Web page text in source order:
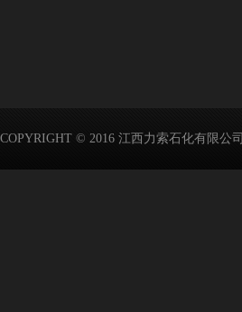
COPYRIGHT © 2016 江西力索石化有限公司